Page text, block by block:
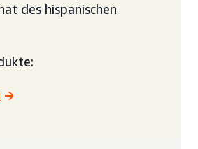
des hispanischen